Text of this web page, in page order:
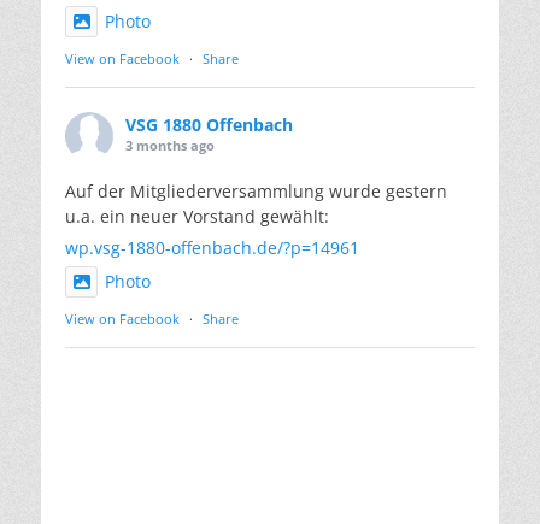
Photo
View on Facebook · Share
VSG 1880 Offenbach
3 months ago
Auf der Mitgliederversammlung wurde gestern
u.a. ein neuer Vorstand gewählt:
wp.vsg-1880-offenbach.de/?p=14961
Photo
View on Facebook · Share